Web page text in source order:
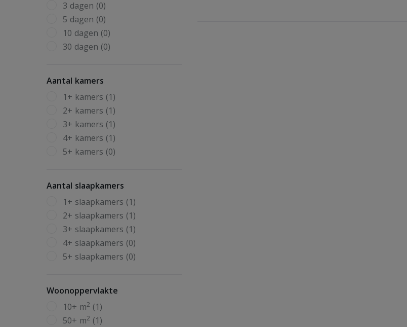
3 dagen (0)
5 dagen (0)
10 dagen (0)
30 dagen (0)
Aantal kamers
1+ kamers (1)
2+ kamers (1)
3+ kamers (1)
4+ kamers (1)
5+ kamers (0)
Aantal slaapkamers
1+ slaapkamers (1)
2+ slaapkamers (1)
3+ slaapkamers (1)
4+ slaapkamers (0)
5+ slaapkamers (0)
Woonoppervlakte
10+ m2 (1)
50+ m2 (1)